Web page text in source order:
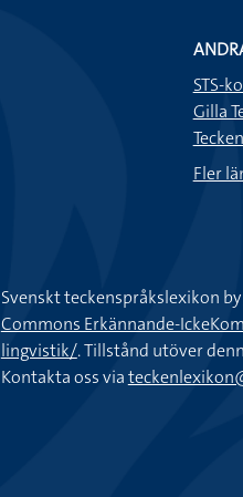
STS-
Gilla
Fler
Svenskt teckenspråkslexikon by
Commons Erkännande-
lingvistik/. Tillstånd utöver
Kontakta oss via